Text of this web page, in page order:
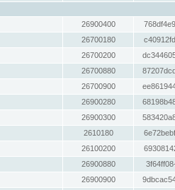
26900400
26700180
26700200
26700880
26700900
26900280
26900300
2610180
26100200
26900880
26900900